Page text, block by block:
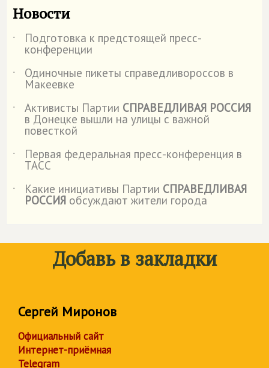
Новости
˙ Подготовка к предстоящей пресс-
конференции
˙
Одиночные пикеты справедливороссов в
Макеевке
˙
Активисты Партии СПРАВЕДЛИВАЯ РОССИЯ
в Донецке вышли на улицы с важной
повесткой
˙
Первая федеральная пресс-конференция в
ТАСС
˙
Какие инициативы Партии СПРАВЕДЛИВАЯ
РОССИЯ обсуждают жители города
Добавь в закладки
Сергей Миронов
Официальный сайт
Интернет-приёмная
Telegram